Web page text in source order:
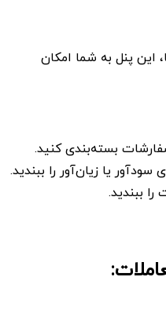
پنل به شما امکان
بسته‌بندی کنید.
یا زیان‌آور را ببندید.
ببندید.